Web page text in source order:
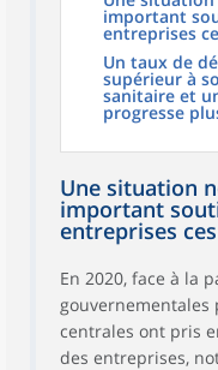
important
entreprises
Un taux de
supérieur à
sanitaire et
progresse
Une situation
important
entreprises
En 2020, face à la
centrales ont pris
des entreprises,